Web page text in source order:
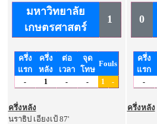
มหาวิทยาลัย
เกษตรศาสตร์
1
ครึ่ง
แรก
ครึ่ง
หลัง
ต่อ
เวลา
จุด
โทษ
Fouls
- 1 - - 1 -
ครึ่งหลัง
นราธิป เอียงเป้ 87'
0
ครึ่ง
แรก
-
ครึ่งหลัง